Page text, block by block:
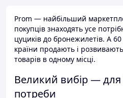
Prom — найбільший
покупців знаходять усе
цуциків до бронежилетів. А 60
країни продають і
товарів в одному місці.
Великий вибір — для
потреби